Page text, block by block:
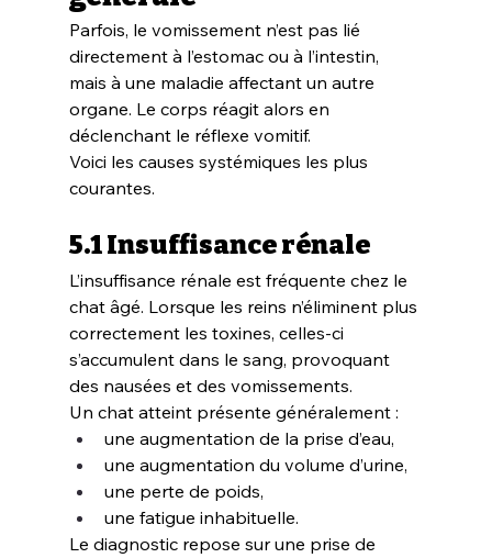
Parfois, le vomissement n’est pas lié
directement à l’estomac ou à l’intestin,
mais à une maladie affectant un autre
organe. Le corps réagit alors en
déclenchant le réflexe vomitif.
Voici les causes systémiques les plus
courantes.
5.1 Insuffisance rénale
L’insuffisance rénale est fréquente chez le
chat âgé. Lorsque les reins n’éliminent plus
correctement les toxines, celles-ci
s’accumulent dans le sang, provoquant
des nausées et des vomissements.
Un chat atteint présente généralement :
une augmentation de la prise d’eau,
une augmentation du volume d’urine,
une perte de poids,
une fatigue inhabituelle.
Le diagnostic repose sur une prise de